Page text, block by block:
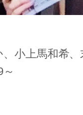
小上馬和希